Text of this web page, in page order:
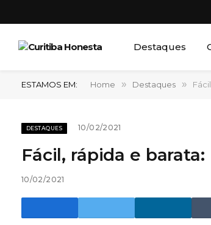
Destaques
ESTAMOS EM: Home » Destaques »
DESTAQUES 10/02/2021
Fácil, rápida e
10/02/2021